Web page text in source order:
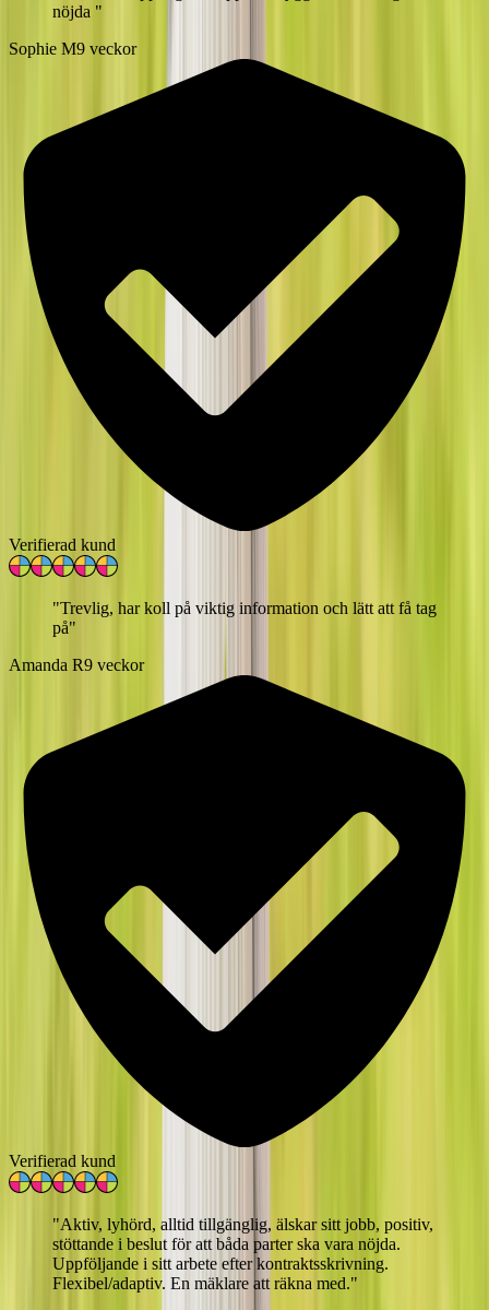
nöjda "
Sophie M9 veckor
Verifierad kund
"Trevlig, har koll på viktig information och lätt att få tag
på"
Amanda R9 veckor
Verifierad kund
"Aktiv, lyhörd, alltid tillgänglig, älskar sitt jobb, positiv,
stöttande i beslut för att båda parter ska vara nöjda.
Uppföljande i sitt arbete efter kontraktsskrivning.
Flexibel/adaptiv. En mäklare att räkna med."